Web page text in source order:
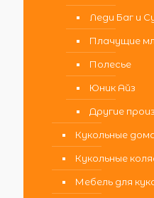
Леди Баг и
Плачущие
Полесье
Юник Айз
Другие
Кукольные
Кукольные
Мебель для